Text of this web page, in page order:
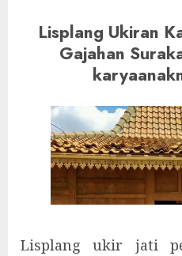
Lisplang Ukiran
Gajahan
Lisplang ukir jati